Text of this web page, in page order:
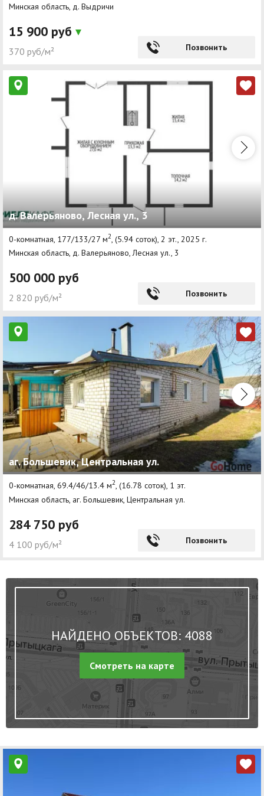
Минская область, д. Выдричи
15 900 руб
370 руб/м² Позвонить
д. Валерьяново, Лесная ул., 3
0-комнатная, 177/133/27 м2 , (5.94 соток), 2 эт., 2025 г.
Минская область, д. Валерьяново, Лесная ул., 3
500 000 руб
2 820 руб/м² Позвонить
аг. Большевик, Центральная ул.
0-комнатная, 69.4/46/13.4 м2, (16.78 соток), 1 эт.
Минская область, аг. Большевик, Центральная ул.
284 750 руб
4 100 руб/м² Позвонить
НАЙДЕНО ОБЪЕКТОВ: 4088
Смотреть на карте